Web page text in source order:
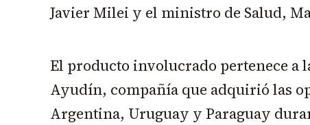
Javier Milei y el ministro de Salud,
El producto involucrado pertenece a
Ayudín, compañía que adquirió las
Argentina, Uruguay y Paraguay